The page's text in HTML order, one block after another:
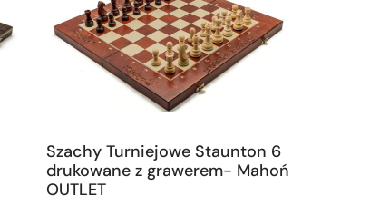
Szachy Turniejowe Staunton 6
drukowane z grawerem- Mahoń
OUTLET